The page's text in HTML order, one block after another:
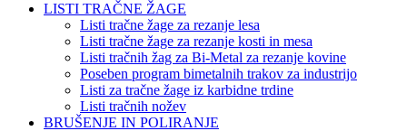
LISTI TRAČNE ŽAGE
Listi tračne žage za rezanje lesa
Listi tračne žage za rezanje kosti in mesa
Listi tračnih žag za Bi-Metal za rezanje kovine
Poseben program bimetalnih trakov za industrijo
Listi za tračne žage iz karbidne trdine
Listi tračnih nožev
BRUŠENJE IN POLIRANJE